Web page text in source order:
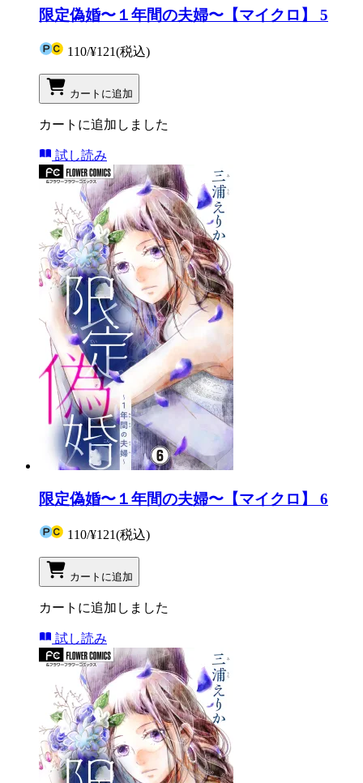
限定偽婚〜１年間の夫婦〜【マイクロ】 5
110/¥121(税込)
カートに追加
カートに追加しました
試し読み
限定偽婚〜１年間の夫婦〜【マイクロ】 6
110/¥121(税込)
カートに追加
カートに追加しました
試し読み